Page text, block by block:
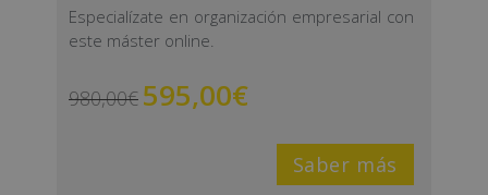
Especialízate en organización empresarial con
este máster online.
980,00€ 595,00€
Saber más